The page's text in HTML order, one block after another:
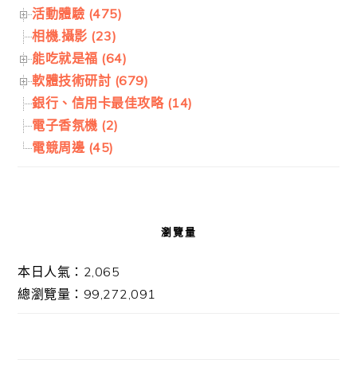
活動體驗 (475)
相機.攝影 (23)
能吃就是福 (64)
軟體技術研討 (679)
銀行、信用卡最佳攻略 (14)
電子香氛機 (2)
電競周邊 (45)
瀏覽量
本日人氣：2,065
總瀏覽量：99,272,091